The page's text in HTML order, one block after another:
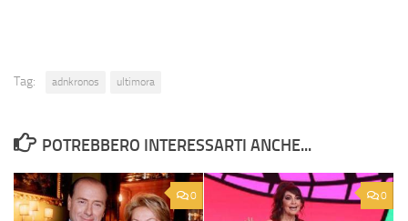
Tag: adnkronos ultimora
POTREBBERO INTERESSARTI ANCHE...
0 0